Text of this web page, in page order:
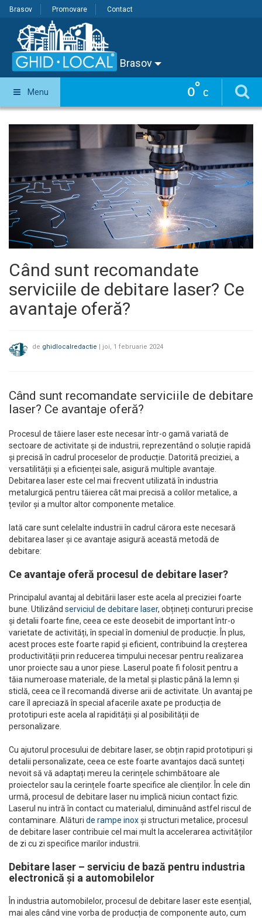
Brasov Promovare Contact
Brasov
0° C
Menu
Când sunt recomandate
serviciile de debitare laser? Ce
avantaje oferă?
de ghidlocalredactie | joi, 1 februarie 2024
Când sunt recomandate serviciile de debitare
laser? Ce avantaje oferă?
Procesul de tăiere laser este necesar într-o gamă variată de
sectoare de activitate și de industrii, reprezentând o soluție rapidă
și precisă în cadrul proceselor de producție. Datorită preciziei, a
versatilității și a eficienței sale, asigură multiple avantaje.
Debitarea laser este cel mai frecvent utilizată în industria
metalurgică pentru tăierea cât mai precisă a colilor metalice, a
țevilor și a multor altor componente metalice.
Iată care sunt celelalte industrii în cadrul cărora este necesară
debitarea laser și ce avantaje asigură această metodă de
debitare:
Ce avantaje oferă procesul de debitare laser?
Principalul avantaj al debitării laser este acela al preciziei foarte
bune. Utilizând serviciul de debitare laser, obțineți contururi precise
și detalii foarte fine, ceea ce este deosebit de important într-o
varietate de activități, în special în domeniul de producție. În plus,
acest proces este foarte rapid și eficient, contribuind la creșterea
productivității prin reducerea timpului necesar pentru realizarea
unor proiecte sau a unor piese. Laserul poate fi folosit pentru a
tăia numeroase materiale, de la metal și plastic până la lemn și
sticlă, ceea ce îl recomandă diverse arii de activitate. Un avantaj pe
care îl apreciază în special afacerile axate pe producția de
prototipuri este acela al rapidității și al posibilității de
personalizare.
Cu ajutorul procesului de debitare laser, se obțin rapid prototipuri și
detalii personalizate, ceea ce este foarte avantajos dacă sunteți
nevoit să vă adaptați mereu la cerințele schimbătoare ale
proiectelor sau la cerințele foarte specifice ale clienților. În cele din
urmă, procesul de debitare laser nu implică niciun contact fizic.
Laserul nu intră în contact cu materialul, diminuând astfel riscul de
contaminare. Alături de rampe inoxși structuri metalice, procesul
de debitare laser contribuie cel mai mult la accelerarea activităților
de zi cu zi specifice marilor industrii.
Debitare laser – serviciu de bază pentru industria
electronică și a automobilelor
În industria automobilelor, procesul de debitare laser este esențial,
mai ales când vine vorba de producția de componente auto, cum